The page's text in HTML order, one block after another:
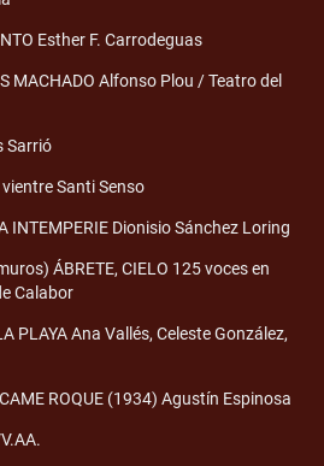
Esther F. Carrodeguas
MACHADO Alfonso Plou / Teatro del
Sarrió
Santi Senso
INTEMPERIE Dionisio Sánchez Loring
ÁBRETE, CIELO 125 voces en
Calabor
PLAYA Ana Vallés, Celeste González,
ROQUE (1934) Agustín Espinosa